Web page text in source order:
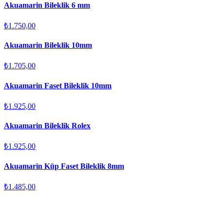
Akuamarin Bileklik 6 mm
₺1.750,00
Akuamarin Bileklik 10mm
₺1.705,00
Akuamarin Faset Bileklik 10mm
₺1.925,00
Akuamarin Bileklik Rolex
₺1.925,00
Akuamarin Küp Faset Bileklik 8mm
₺1.485,00